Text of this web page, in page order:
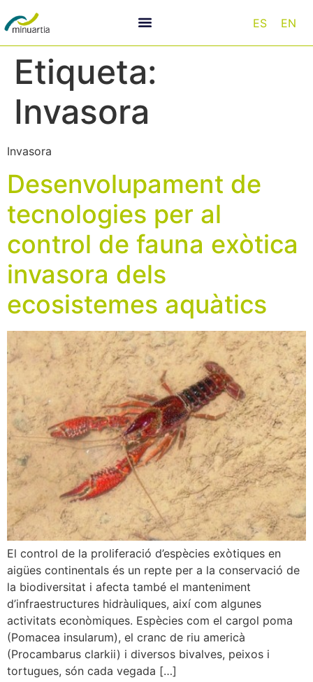
ES EN
Etiqueta:
Invasora
Invasora
Desenvolupament de
tecnologies per al
control de fauna exòtica
invasora dels
ecosistemes aquàtics
El control de la proliferació d’espècies exòtiques en
aigües continentals és un repte per a la conservació de
la biodiversitat i afecta també el manteniment
d’infraestructures hidràuliques, així com algunes
activitats econòmiques. Espècies com el cargol poma
(Pomacea insularum), el cranc de riu americà
(Procambarus clarkii) i diversos bivalves, peixos i
tortugues, són cada vegada […]